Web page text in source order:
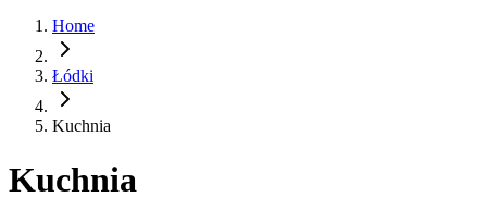
Home
Łódki
Kuchnia
Kuchnia